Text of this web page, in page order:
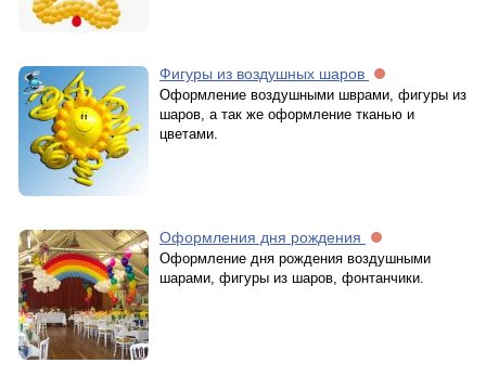
Фигуры из воздушных шаров
Оформление воздушными шврами, фигуры из
шаров, а так же оформление тканью и
цветами.
Оформления дня рождения
Оформление дня рождения воздушными
шарами, фигуры из шаров, фонтанчики.